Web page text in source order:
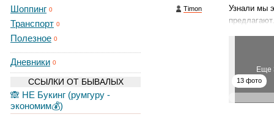
Шоппинг 0
Транспорт 0
Полезное 0
Дневники 0
ССЫЛКИ ОТ БЫВАЛЫХ
🙈 НЕ Букинг (румгуру -
экономим💰)
Timon
Узнали мы
Еще
13 фото